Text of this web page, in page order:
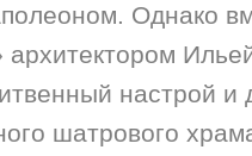
Однако
настрой и
шатрового